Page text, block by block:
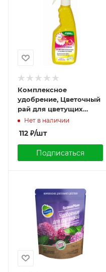
Комплексное
удобрение, Цветочный
рай для цветущих
комнатных и садовых
растений, 0,5л., БХЗ
Нет в наличии
112 ₽/шт
Подписаться